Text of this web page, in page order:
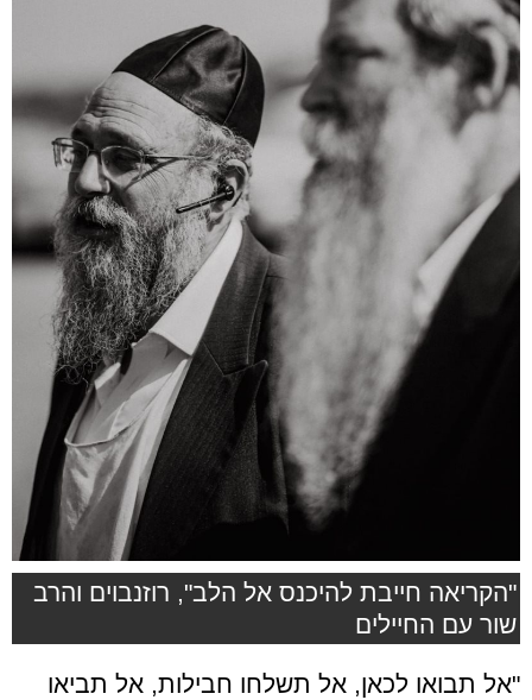
"הקריאה חייבת להיכנס אל הלב", רוזנבוים והרב
שור עם החיילים
"אל תבואו לכאן, אל תשלחו חבילות, אל תביאו